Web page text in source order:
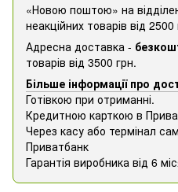
«Новою поштою» на
неакційних товарів від 2500
Адресна доставка -
товарів від 3500 грн.
Більше інформації про
Готівкою при отриманні.
Кредитною карткою в
Через касу або термінал
Приватбанк
Гарантія виробника від 6